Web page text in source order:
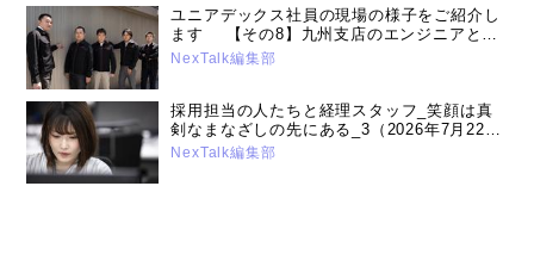
ユニアデックス社員の現場の様子をご紹介し
ます 【その8】九州支店のエンジニアとス
タッフ（2022年11月15日号）
NexTalk編集部
採用担当の人たちと経理スタッフ_笑顔は真
剣なまなざしの先にある_3（2026年7月22日
号）
NexTalk編集部